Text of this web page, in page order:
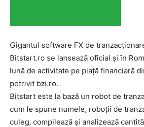
Gigantul software FX de
Bitstart.ro se lansează oficial și în
lună de activitate pe piață financiară
potrivit bzi.ro.
Bitstart este la bază un robot de
cum le spune numele, roboții de
culeg, compilează și analizează